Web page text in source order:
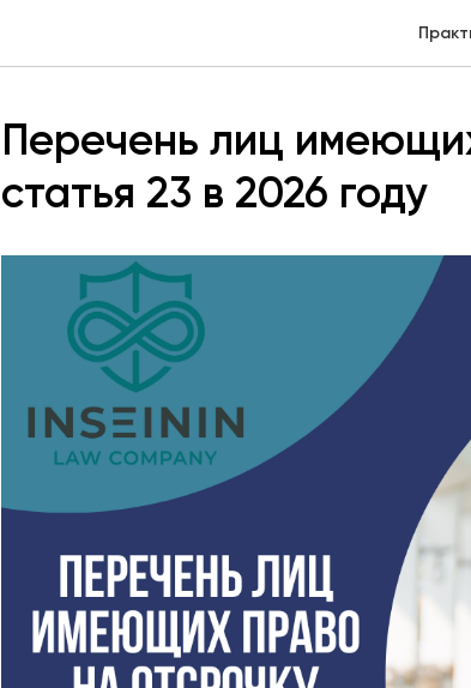
Перечень лиц
статья 23 в 2026 году